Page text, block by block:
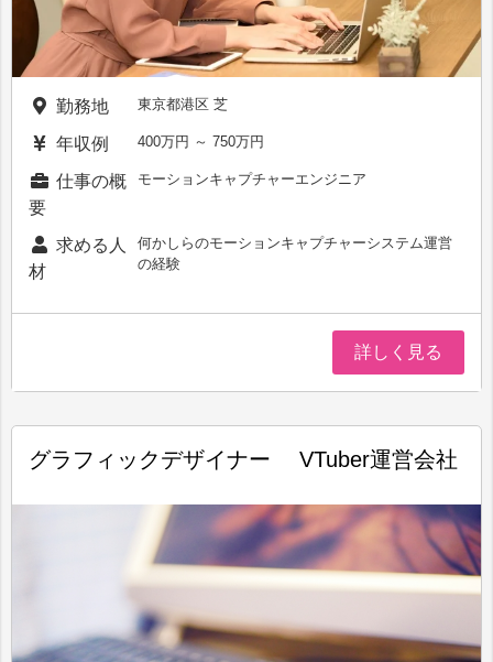
勤務地 東京都港区 芝
年収例 400万円 ～ 750万円
仕事の概
要
モーションキャプチャーエンジニア
求める人
材
何かしらのモーションキャプチャーシステム運営
の経験
詳しく見る
グラフィックデザイナー VTuber運営会社